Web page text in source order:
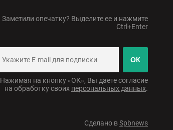
Заметили опечатку? Выделите ее и нажмите
Ctrl+Enter
ОК
Нажимая на кнопку «ОК», Вы даете согласие
на обработку своих персональных данных.
Сделано вSpbnews